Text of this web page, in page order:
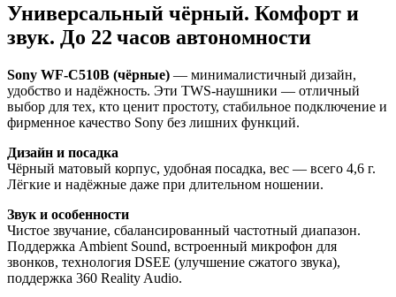
Универсальный чёрный. Комфорт и
звук. До 22 часов автономности
Sony WF‑C510B (чёрные) — минималистичный дизайн,
удобство и надёжность. Эти TWS‑наушники — отличный
выбор для тех, кто ценит простоту, стабильное подключение и
фирменное качество Sony без лишних функций.
Дизайн и посадка
Чёрный матовый корпус, удобная посадка, вес — всего 4,6 г.
Лёгкие и надёжные даже при длительном ношении.
Звук и особенности
Чистое звучание, сбалансированный частотный диапазон.
Поддержка Ambient Sound, встроенный микрофон для
звонков, технология DSEE (улучшение сжатого звука),
поддержка 360 Reality Audio.